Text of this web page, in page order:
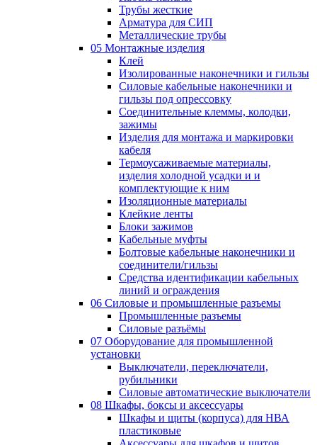
Трубы жесткие
Арматура для СИП
Металлические трубы
05 Монтажные изделия
Клей
Изолированные наконечники и гильзы
Силовые кабельные наконечники и
гильзы под опрессовку
Соединительные клеммы, колодки,
зажимы
Изделия для монтажа и маркировки
кабеля
Термоусаживаемые материалы,
изделия холодной усадки и и
комплектующие к ним
Изоляционные материалы
Клейкие ленты
Блоки зажимов
Кабельные муфты
Болтовые кабельные наконечники и
соединители/гильзы
Средства идентификации кабельных
линий и ограждения
06 Силовые и промышленные разъемы
Промышленные разъемы
Силовые разъёмы
07 Оборудование для промышленной
установки
Выключатели, переключатели,
рубильники
Силовые автоматические выключатели
08 Шкафы, боксы и аксессуары
Шкафы и щиты (корпуса) для НВА
пластиковые